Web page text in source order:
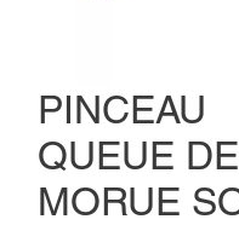
PINCEAU
QUEUE DE
MORUE